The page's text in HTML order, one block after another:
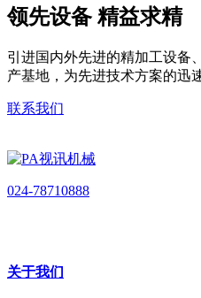
领先设备 精益求精
引进国内外先进的精加工设备
产基地，为先进技术方案的迅
联系我们
024-78710888
关于我们